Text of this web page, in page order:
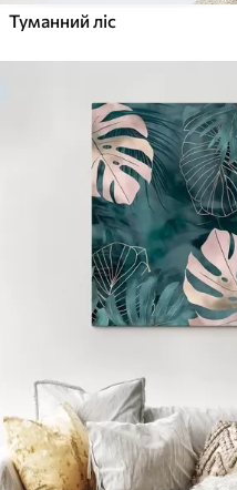
Туманний ліс